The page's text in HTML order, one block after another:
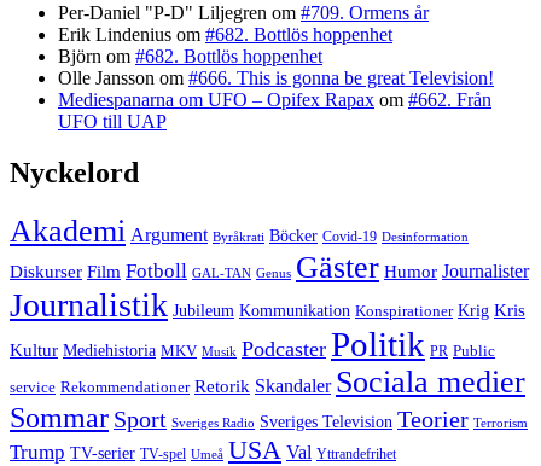
Per-Daniel "P-D" Liljegren om #709. Ormens år
Erik Lindenius om #682. Bottlös hoppenhet
Björn om #682. Bottlös hoppenhet
Olle Jansson om #666. This is gonna be great Television!
Mediespanarna om UFO – Opifex Rapax om #662. Från
UFO till UAP
Nyckelord
Akademi Argument Byråkrati Böcker Covid-19 Desinformation
Diskurser Film Fotboll GAL-TAN Genus Gäster Humor Journalister
Journalistik Jubileum Kommunikation Konspirationer Krig Kris
Kultur Mediehistoria MKV Musik Podcaster Politik PR Public
service Rekommendationer Retorik Skandaler Sociala medier
Sommar Sport Sveriges Radio Sveriges Television Teorier Terrorism
Trump TV-serier TV-spel Umeå USA Val Yttrandefrihet